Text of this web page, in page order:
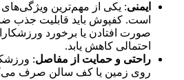
ایمنی: یکی از مهم‌ترین
است. کفپوش باید قابلیت جذب
صورت افتادن یا برخورد
احتمالی کاهش یابد.
راحتی و حمایت از مفاصل:
روی زمین یا کف سالن صرف